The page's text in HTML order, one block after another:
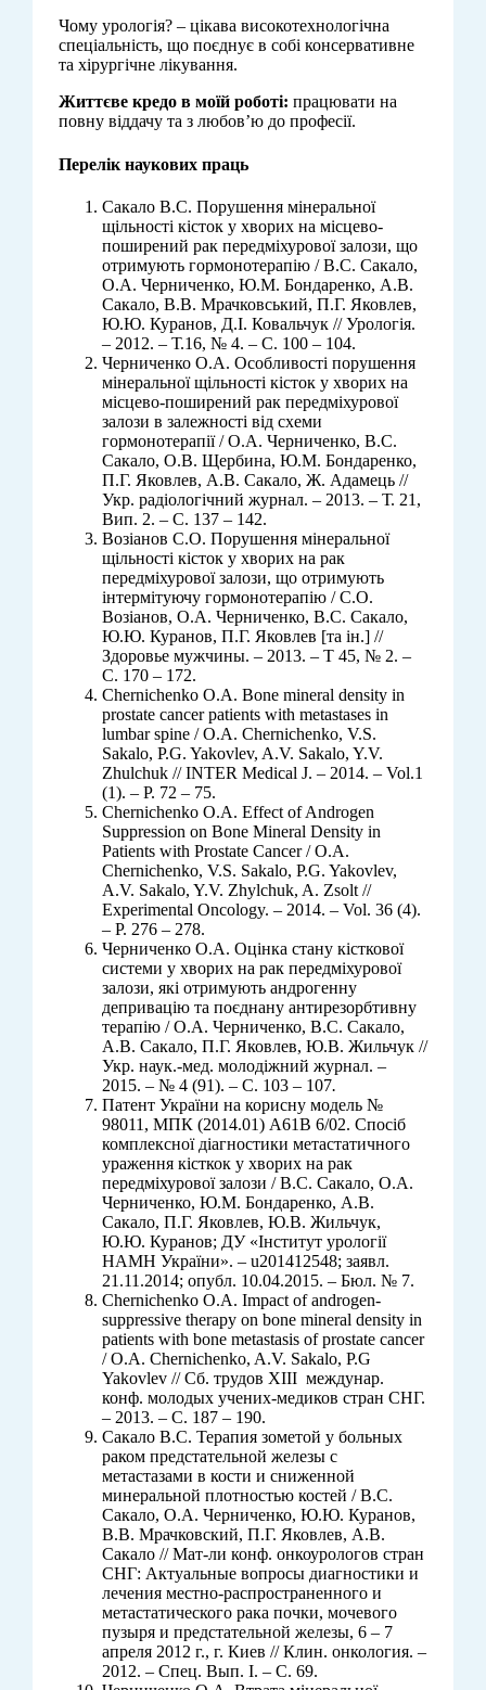
Чому урологія? – цікава високотехнологічна
спеціальність, що поєднує в собі консервативне
та хірургічне лікування.
Життєве кредо в моїй роботі: працювати на
повну віддачу та з любов’ю до професії.
Перелік наукових праць
Сакало В.С. Порушення мінеральної
щільності кісток у хворих на місцево-
поширений рак передміхурової залози, що
отримують гормонотерапію / В.С. Сакало,
О.А. Черниченко, Ю.М. Бондаренко, А.В.
Сакало, В.В. Мрачковський, П.Г. Яковлев,
Ю.Ю. Куранов, Д.І. Ковальчук // Урологія.
– 2012. – Т.16, № 4. – С. 100 – 104.
Черниченко О.А. Особливості порушення
мінеральної щільності кісток у хворих на
місцево-поширений рак передміхурової
залози в залежності від схеми
гормонотерапії / О.А. Черниченко, В.С.
Сакало, О.В. Щербина, Ю.М. Бондаренко,
П.Г. Яковлев, А.В. Сакало, Ж. Адамець //
Укр. радіологічний журнал. – 2013. – Т. 21,
Вип. 2. – С. 137 – 142.
Возіанов С.О. Порушення мінеральної
щільності кісток у хворих на рак
передміхурової залози, що отримують
інтермітуючу гормонотерапію / С.О.
Возіанов, О.А. Черниченко, В.С. Сакало,
Ю.Ю. Куранов, П.Г. Яковлев [та ін.] //
Здоровье мужчины. – 2013. – Т 45, № 2. –
С. 170 – 172.
Chernichenko O.A. Bone mineral density in
prostate cancer patients with metastases in
lumbar spine / O.A. Chernichenko, V.S.
Sakalo, P.G. Yakovlev, A.V. Sakalo, Y.V.
Zhulchuk // INTER Medical J. – 2014. – Vol.1
(1). – Р. 72 – 75.
Chernichenko O.A. Effect of Androgen
Suppression on Bone Mineral Density in
Patients with Prostate Cancer / O.A.
Chernichenko, V.S. Sakalo, P.G. Yakovlev,
A.V. Sakalo, Y.V. Zhylchuk, A. Zsolt //
Experimental Oncology. – 2014. – Vol. 36 (4).
– P. 276 – 278.
Черниченко О.А. Оцінка стану кісткової
системи у хворих на рак передміхурової
залози, які отримують андрогенну
депривацію та поєднану антирезорбтивну
терапію / О.А. Черниченко, В.С. Сакало,
А.В. Сакало, П.Г. Яковлев, Ю.В. Жильчук //
Укр. наук.-мед. молодіжний журнал. –
2015. – № 4 (91). – С. 103 – 107.
Патент України на корисну модель №
98011, МПК (2014.01) А61В 6/02. Спосіб
комплексної діагностики метастатичного
ураження кісткок у хворих на рак
передміхурової залози / В.С. Сакало, О.А.
Черниченко, Ю.М. Бондаренко, А.В.
Сакало, П.Г. Яковлев, Ю.В. Жильчук,
Ю.Ю. Куранов; ДУ «Інститут урології
НАМН України». – u201412548; заявл.
21.11.2014; опубл. 10.04.2015. – Бюл. № 7.
Chernichenko O.A. Impact of androgen-
suppressive therapy on bone mineral density in
patients with bone metastasis of prostate cancer
/ О.А. Сhernichenko, A.V. Sakalo, P.G
Yakovlev // Сб. трудов ХIII междунар.
конф. молодых учених-медиков стран СНГ.
– 2013. – С. 187 – 190.
Сакало В.С. Терапия зометой у больных
раком предстательной железы с
метастазами в кости и сниженной
минеральной плотностью костей / В.С.
Сакало, О.А. Черниченко, Ю.Ю. Куранов,
В.В. Мрачковский, П.Г. Яковлев, А.В.
Сакало // Мат-ли конф. онкоурологов стран
СНГ: Актуальные вопросы диагностики и
лечения местно-распространенного и
метастатического рака почки, мочевого
пузыря и предстательной железы, 6 – 7
апреля 2012 г., г. Киев // Клин. онкология. –
2012. – Спец. Вып. I. – С. 69.